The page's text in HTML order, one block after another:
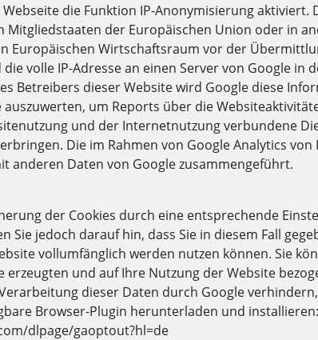
die Funktion IP-Anonymisierung aktiviert.
Mitgliedstaaten der Europäischen Union oder in
Europäischen Wirtschaftsraum vor der
volle IP-Adresse an einen Server von Google in
Betreibers dieser Website wird Google diese
auszuwerten, um Reports über die
und der Internetnutzung verbundene
Die im Rahmen von Google Analytics
anderen Daten von Google zusammengeführt.
der Cookies durch eine entsprechende
Sie jedoch darauf hin, dass Sie in diesem Fall
vollumfänglich werden nutzen können. Sie
erzeugten und auf Ihre Nutzung der Website
dieser Daten durch Google
Browser-Plugin herunterladen und installieren:
dlpage/gaoptout?hl=de